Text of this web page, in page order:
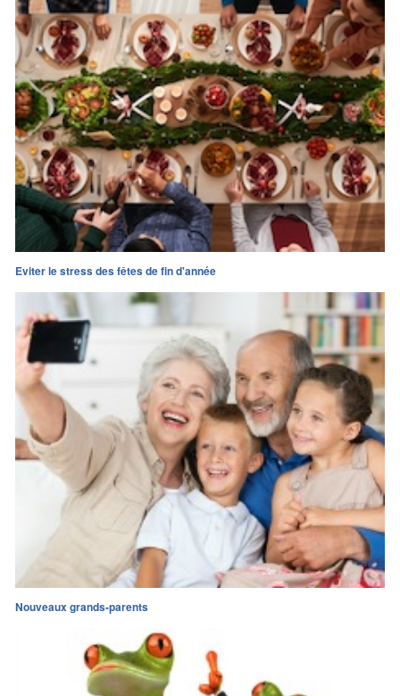
Eviter le stress des fêtes de fin d'année
Nouveaux grands-parents